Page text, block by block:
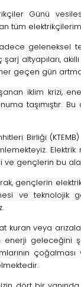
Günü
tüm
geleneksel
altyapıları,
geçen gün
iklim krizi,
taşımıştır.
Birliği
ve gençlerin bu
gençlerin
ve teknolojik
kuran veya
enerji geleceğini